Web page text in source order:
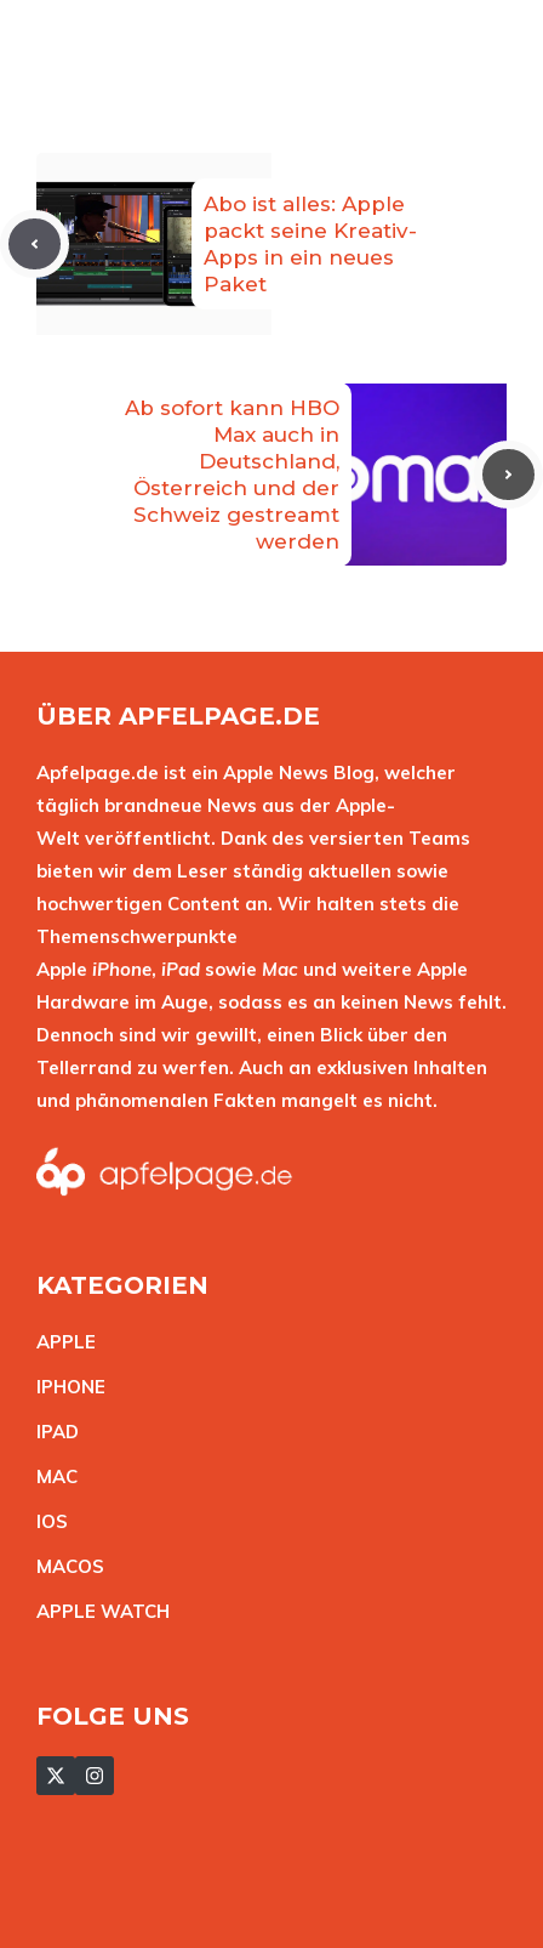
Abo ist alles: Apple
packt seine Kreativ-
Apps in ein neues
Paket
Ab sofort kann HBO
Max auch in
Deutschland,
Österreich und der
Schweiz gestreamt
werden
ÜBER APFELPAGE.DE
Apfelpage.de ist ein Apple News Blog, welcher
täglich brandneue News aus der Apple-
Welt veröffentlicht. Dank des versierten Teams
bieten wir dem Leser ständig aktuellen sowie
hochwertigen Content an. Wir halten stets die
Themenschwerpunkte
Apple iPhone, iPad sowie Mac und weitere Apple
Hardware im Auge, sodass es an keinen News fehlt.
Dennoch sind wir gewillt, einen Blick über den
Tellerrand zu werfen. Auch an exklusiven Inhalten
und phänomenalen Fakten mangelt es nicht.
KATEGORIEN
APPLE
IPHONE
IPAD
MAC
IOS
MACOS
APPLE WATCH
FOLGE UNS